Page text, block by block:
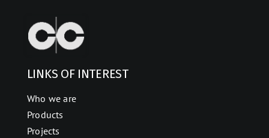
LINKS OF INTEREST
Who we are
Products
Projects